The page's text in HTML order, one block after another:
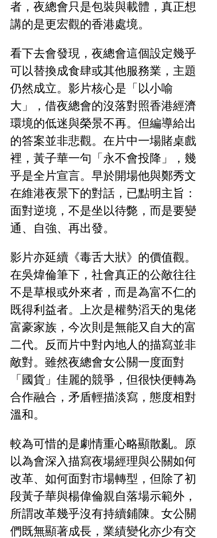
者，夜總會只是包裝與載體，真正想
講的是更宏觀的香港處境。
看下去會發現，夜總會這個設定幾乎
可以替換成食肆或其他服務業，主題
仍然成立。影片核心是「以小喻
大」，借夜總會的沒落對照香港經濟
環境的低迷與榮景不再。但編導給出
的答案並非悲觀。在片中一場賭桌戲
裡，黃子華一句「永不會投降」，幾
乎是全片宣言。早於開場他與鄭秀文
在維港夜景下的對話，已點明主旨：
面對逆境，不是坐以待斃，而是要變
通、自強、再出發。
影片亦延續《毒舌大狀》的價值觀。
在吳煒倫筆下，社會真正的公敵往往
不是草根或外來者，而是為富不仁的
既得利益者。上次是權勢滔天的鬼佬
富豪家族，今次則是無能又自大的富
二代。反而片中對內地人的描寫並非
敵對。雖然夜總會女公關一度面對
「國貨」佳麗的競爭，但很快便轉為
合作融合，矛盾輕描淡寫，態度相對
溫和。
較為可惜的是劇情重心略顯散亂。原
以為會深入描寫夜場經理與公關如何
改革、如何面對市場轉型，但除了初
段黃子華與楊偉倫親自落場示範外，
所謂改革幾乎沒有持續鋪陳。女公關
們既無顯著成長，業績變化亦少有交